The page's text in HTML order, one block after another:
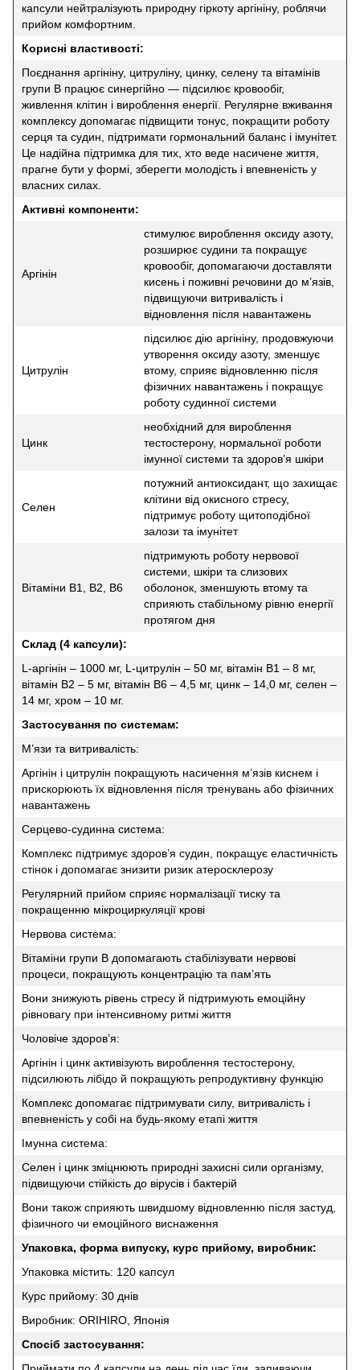
капсули нейтралізують природну гіркоту аргініну, роблячи
прийом комфортним.
Корисні властивості:
Поєднання аргініну, цитруліну, цинку, селену та вітамінів
групи B працює синергійно — підсилює кровообіг,
живлення клітин і вироблення енергії. Регулярне вживання
комплексу допомагає підвищити тонус, покращити роботу
серця та судин, підтримати гормональний баланс і імунітет.
Це надійна підтримка для тих, хто веде насичене життя,
прагне бути у формі, зберегти молодість і впевненість у
власних силах.
Активні компоненти:
Аргінін
стимулює вироблення оксиду азоту,
розширює судини та покращує
кровообіг, допомагаючи доставляти
кисень і поживні речовини до м’язів,
підвищуючи витривалість і
відновлення після навантажень
Цитрулін
підсилює дію аргініну, продовжуючи
утворення оксиду азоту, зменшує
втому, сприяє відновленню після
фізичних навантажень і покращує
роботу судинної системи
Цинк
необхідний для вироблення
тестостерону, нормальної роботи
імунної системи та здоров’я шкіри
Селен
потужний антиоксидант, що захищає
клітини від окисного стресу,
підтримує роботу щитоподібної
залози та імунітет
Вітаміни B1, B2, B6
підтримують роботу нервової
системи, шкіри та слизових
оболонок, зменшують втому та
сприяють стабільному рівню енергії
протягом дня
Склад (4 капсули):
L-аргінін – 1000 мг, L-цитрулін – 50 мг, вітамін В1 – 8 мг,
вітамін В2 – 5 мг, вітамін B6 – 4,5 мг, цинк – 14,0 мг, селен –
14 мг, хром – 10 мг.
Застосування по системам:
М’язи та витривалість:
Аргінін і цитрулін покращують насичення м’язів киснем і
прискорюють їх відновлення після тренувань або фізичних
навантажень
Серцево-судинна система:
Комплекс підтримує здоров’я судин, покращує еластичність
стінок і допомагає знизити ризик атеросклерозу
Регулярний прийом сприяє нормалізації тиску та
покращенню мікроциркуляції крові
Нервова система:
Вітаміни групи B допомагають стабілізувати нервові
процеси, покращують концентрацію та пам’ять
Вони знижують рівень стресу й підтримують емоційну
рівновагу при інтенсивному ритмі життя
Чоловіче здоров’я:
Аргінін і цинк активізують вироблення тестостерону,
підсилюють лібідо й покращують репродуктивну функцію
Комплекс допомагає підтримувати силу, витривалість і
впевненість у собі на будь-якому етапі життя
Імунна система:
Селен і цинк зміцнюють природні захисні сили організму,
підвищуючи стійкість до вірусів і бактерій
Вони також сприяють швидшому відновленню після застуд,
фізичного чи емоційного виснаження
Упаковка, форма випуску, курс прийому, виробник:
Упаковка містить: 120 капсул
Курс прийому: 30 днів
Виробник: ORIHIRO, Японія
Спосіб застосування: